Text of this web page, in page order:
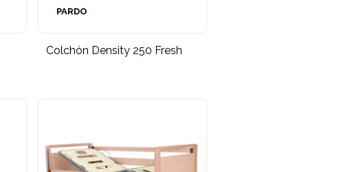
Colchón Density 250 Fresh
PARDO